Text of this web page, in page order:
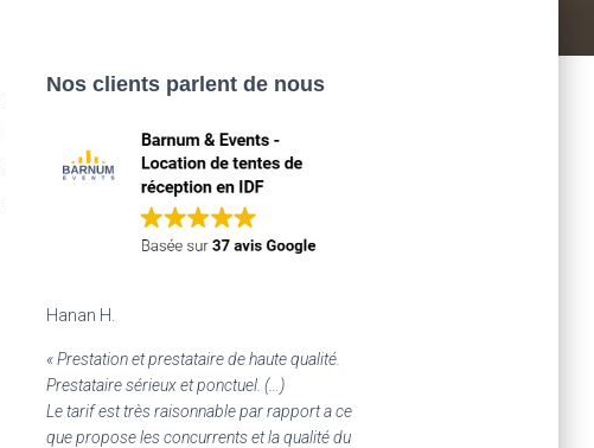
Nos clients parlent de nous
Hanan H.
«Prestation et prestataire de haute qualité.
Prestataire sérieux et ponctuel. (…)
Le tarif est très raisonnable par rapport a ce
que propose les concurrents et la qualité du